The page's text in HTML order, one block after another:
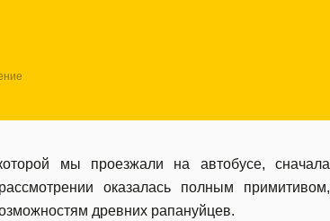
мы проезжали на автобусе, сначала
оказалась полным примитивом,
древних рапануйцев.